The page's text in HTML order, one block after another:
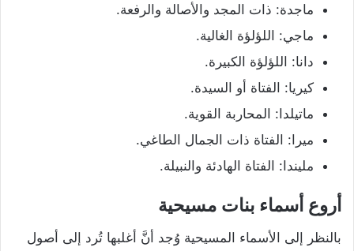
ماجدة: ذات المجد والأصالة والرفعة.
ماجي: اللؤلؤة الغالية.
دانا: اللؤلؤة الكبيرة.
كيريا: الفتاة أو السيدة.
ماتيلدا: المحاربة القوية.
ميرا: الفتاة ذات الجمال الطاغي.
مليندا: الفتاة الهادئة والنبيلة.
أروع أسماء بنات مسيحية
بالنظر إلى الأسماء المسيحية وُجد أنَّ أغلبها تُرد إلى أصول